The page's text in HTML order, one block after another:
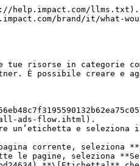
llms.txt).
brand/it/what-
tue risorse in categorie
È possibile creare e
all-ads-flow.ihtml).
e seleziona il
corrente, seleziona
le pagine, seleziona